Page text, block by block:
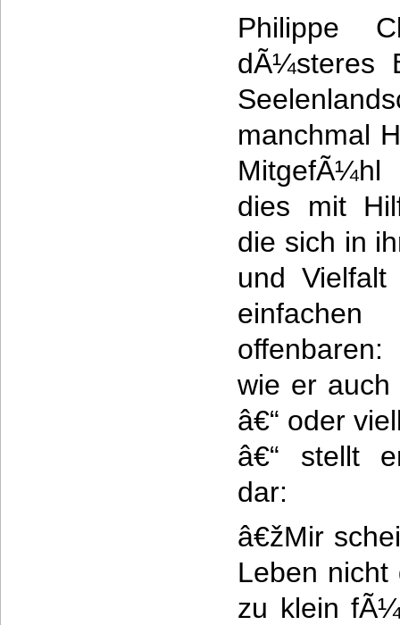
Philippe
dÃ¼steres
manchmal
MitgefÃ¼hl
dies mit
die sich in
und
wie er auch
â€“ oder
â€“ stellt
dar:
â€žMir
Leben nicht
zu klein